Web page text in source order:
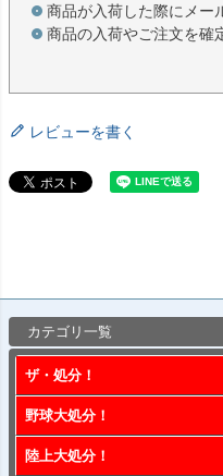
商品が入荷した際にメー
商品の入荷やご注文を確
レビューを書く
カテゴリ一覧
ザ・処分！
野球大処分！
陸上大処分！